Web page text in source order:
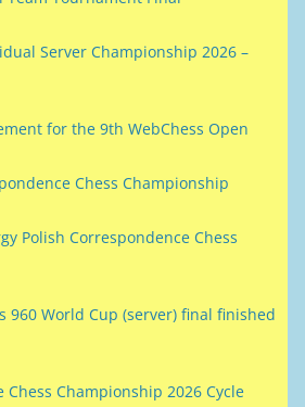
for the 9th WebChess Open
Chess Championship
Polish Correspondence Chess
960 World Cup (server) final finished
Championship 2026 Cycle